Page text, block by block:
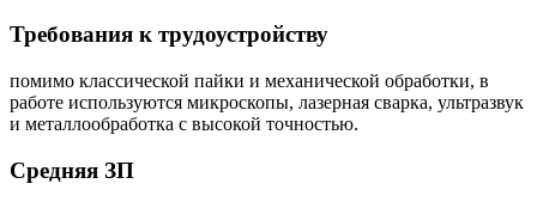
Требования к трудоустройству
помимо классической пайки и механической обработки, в
работе используются микроскопы, лазерная сварка, ультразвук
и металлообработка с высокой точностью.
Средняя ЗП